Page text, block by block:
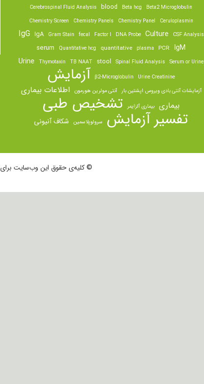
Beta2 Microglobulin
Beta hcg
blood
Cerebrospinal Fluid Analysis
Ceruloplasmin
Chemistry Panel
Chemistry Panels
Chemistry Screen
CSF Analysis
Culture
DNA Probe
Factor I
fecal
Gram Stain
IgA
IgG
IgM
PCR
plasma
quantitative
Quantitative hcg
serum
Serum or Urine
Spinal Fluid Analysis
stool
TB NAAT
Thymotaxin
Urine
Urine Creatinine
β2-Microglobulin آزمایش
آزمایشات آنتی بادی ویروس اپشتین بار آنتی مولرین هورمون اطلاعات بیماری
بیماری بیماری آلزایمر تشخیص طبی
تفسیر آزمایش سرولوپلاسمین شکاف آنیونی
© کلیه‌ی حقوق این وب‌سایت برای LabTests.ir محفوظ است.